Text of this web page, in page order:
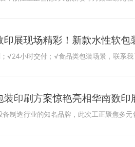
印展现场精彩！新款水性软包
√24小时交付；√食品类包装场景，联系我
装印刷方案惊艳亮相华南数印